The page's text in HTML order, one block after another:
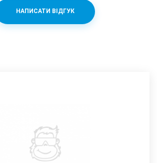
НАПИСАТИ ВІДГУК